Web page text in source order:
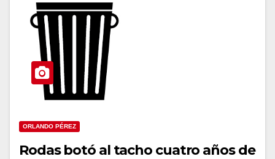
ORLANDO PÉREZ
Rodas botó al tacho cuatro años de